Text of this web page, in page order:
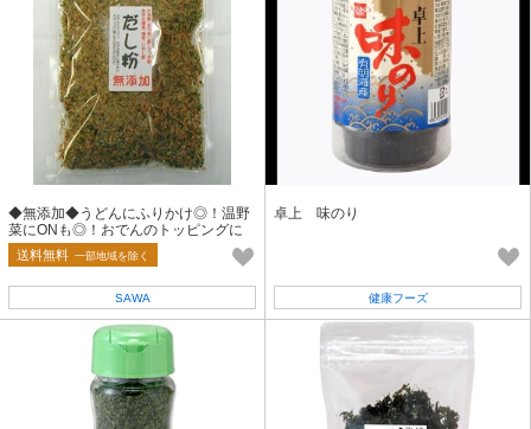
◆無添加◆うどんにふりかけ◎！温野
菜にONも◎！おでんのトッピングに
も◎【だし粉】【倉庫A】
送料無料 一部地域を除く
SAWA
卓上 味のり
健康フーズ